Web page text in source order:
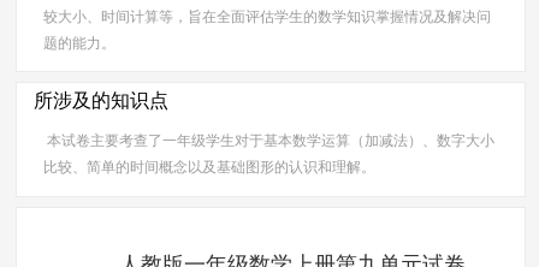
较大小、时间计算等，旨在全面评估学生的数学知识掌握情况及解决问
题的能力。
所涉及的知识点
本试卷主要考查了一年级学生对于基本数学运算（加减法）、数字大小
比较、简单的时间概念以及基础图形的认识和理解。